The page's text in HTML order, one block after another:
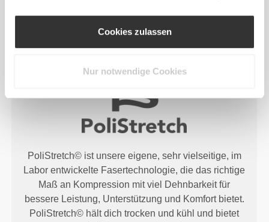
Cookies zulassen
Nur notwendige Cookies
PoliStretch© ist unsere eigene, sehr vielseitige, im
Labor entwickelte Fasertechnologie, die das richtige
Maß an Kompression mit viel Dehnbarkeit für
bessere Leistung, Unterstützung und Komfort bietet.
PoliStretch© hält dich trocken und kühl und bietet